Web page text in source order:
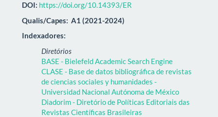
DOI: https://doi.org/10.14393/ER
Qualis/Capes: A1 (2021-2024)
Indexadores:
Diretórios
BASE - Bielefeld Academic Search Engine
CLASE - Base de datos bibliográfica de revistas
de ciencias sociales y humanidades -
Universidad Nacional Autónoma de México
Diadorim - Diretório de Políticas Editoriais das
Revistas Científicas Brasileiras